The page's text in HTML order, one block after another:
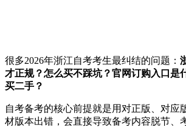
很多2026年浙江自考考生最纠结的问题：
才正规？怎么买不踩坑？官网订购入口是
买二手？
自考备考的核心前提就是用对正版、对应
材版本出错，会直接导致备考内容脱节、